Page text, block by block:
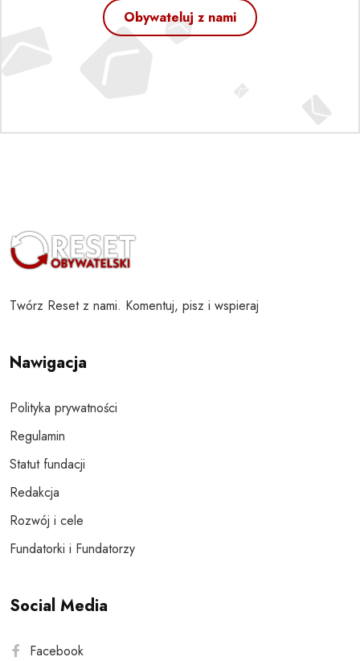
Obywateluj z nami
Twórz Reset z nami. Komentuj, pisz i wspieraj
Nawigacja
Polityka prywatności
Regulamin
Statut fundacji
Redakcja
Rozwój i cele
Fundatorki i Fundatorzy
Social Media
Facebook